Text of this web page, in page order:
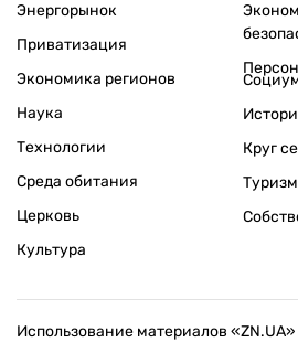
Энергорынок
Приватизация
Экономика регионов
Наука
Технологии
Среда обитания
Церковь
Культура
Круг
Туризм
Использование материалов